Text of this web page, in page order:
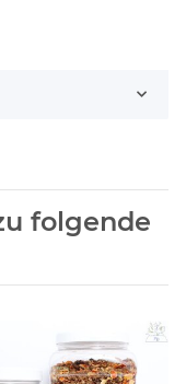
folgende